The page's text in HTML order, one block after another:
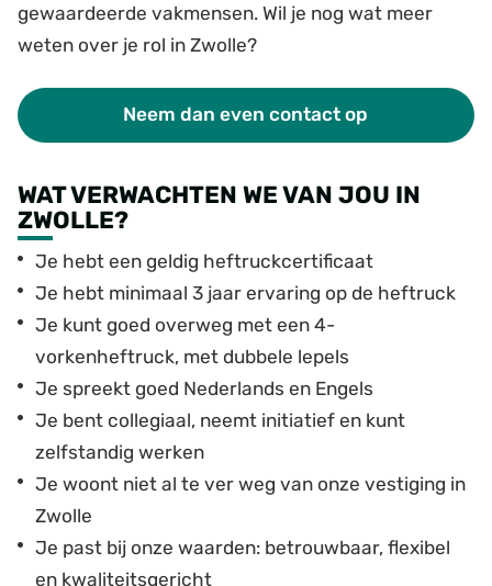
gewaardeerde vakmensen. Wil je nog wat meer
weten over je rol in Zwolle?
Neem dan even contact op
WAT VERWACHTEN WE VAN JOU IN
ZWOLLE?
Je hebt een geldig heftruckcertificaat
Je hebt minimaal 3 jaar ervaring op de heftruck
Je kunt goed overweg met een 4-
vorkenheftruck, met dubbele lepels
Je spreekt goed Nederlands en Engels
Je bent collegiaal, neemt initiatief en kunt
zelfstandig werken
Je woont niet al te ver weg van onze vestiging in
Zwolle
Je past bij onze waarden: betrouwbaar, flexibel
en kwaliteitsgericht